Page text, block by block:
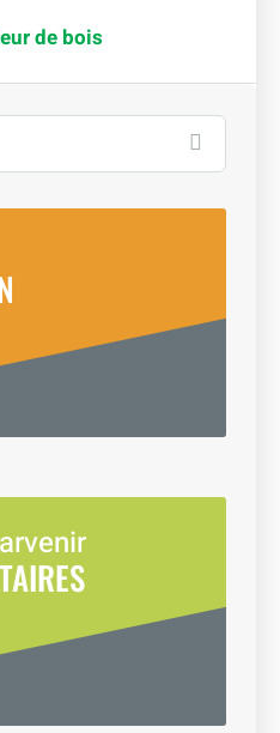
de bois